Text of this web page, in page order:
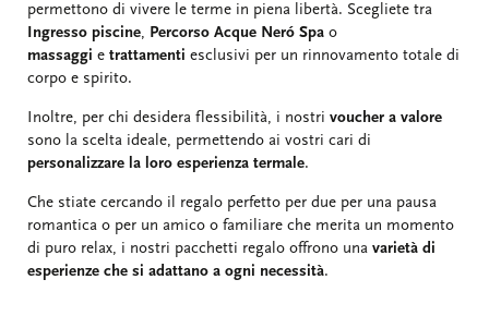
permettono di vivere le terme in piena libertà. Scegliete tra
Ingresso piscine, Percorso Acque Neró Spa o
massaggi e trattamenti esclusivi per un rinnovamento totale di
corpo e spirito.
Inoltre, per chi desidera flessibilità, i nostri voucher a valore
sono la scelta ideale, permettendo ai vostri cari di
personalizzare la loro esperienza termale.
Che stiate cercando il regalo perfetto per due per una pausa
romantica o per un amico o familiare che merita un momento
di puro relax, i nostri pacchetti regalo offrono una varietà di
esperienze che si adattano a ogni necessità.